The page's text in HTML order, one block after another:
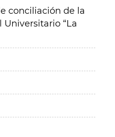
conciliación de la
“La